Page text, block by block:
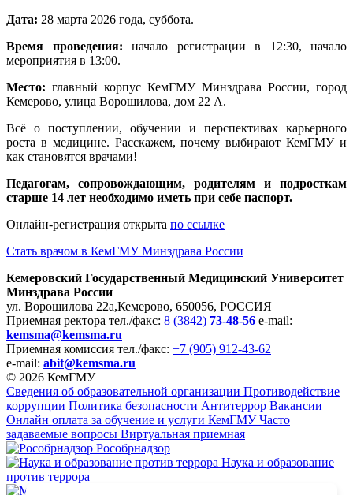
Дата: 28 марта 2026 года, суббота.
Время проведения: начало регистрации в 12:30, начало
мероприятия в 13:00.
Место: главный корпус КемГМУ Минздрава России, город
Кемерово, улица Ворошилова, дом 22 А.
Всё о поступлении, обучении и перспективах карьерного
роста в медицине. Расскажем, почему выбирают КемГМУ и
как становятся врачами!
Педагогам, сопровождающим, родителям и подросткам
старше 14 лет необходимо иметь при себе паспорт.
Онлайн-регистрация открыта по ссылке
Стать врачом в КемГМУ Минздрава России
Кемеровский Государственный Медицинский Университет
Минздрава России
ул. Ворошилова 22а,Кемерово, 650056, РОССИЯ
Приемная ректора тел./факс: 8 (3842) 73-48-56 e-mail:
kemsma@kemsma.ru
Приемная комиссия тел./факс: +7 (905) 912-43-62
e-mail: abit@kemsma.ru
© 2026 КемГМУ
Сведения об образовательной организации Противодействие
коррупции Политика безопасности Антитеррор Вакансии
Онлайн оплата за обучение и услуги КемГМУ Часто
задаваемые вопросы Виртуальная приемная
Рособрнадзор
Наука и образование
против террора